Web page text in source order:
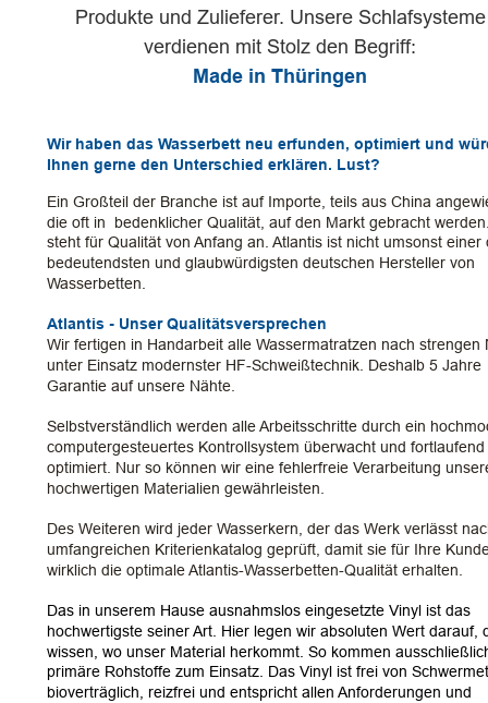
Produkte und Zulieferer. Unsere Schlafsysteme
verdienen mit Stolz den Begriff:
Made in Thüringen
Wir haben das Wasserbett neu erfunden, optimiert und
Ihnen gerne den Unterschied erklären. Lust?
Ein Großteil der Branche ist auf Importe, teils aus China
die oft in  bedenklicher Qualität, auf den Markt gebracht
steht für Qualität von Anfang an. Atlantis ist nicht umsonst
bedeutendsten und glaubwürdigsten deutschen Hersteller von
Wasserbetten.
Atlantis - Unser Qualitätsversprechen
Wir fertigen in Handarbeit alle Wassermatratzen nach
unter Einsatz modernster HF-Schweißtechnik. Deshalb 5 Jahre
Garantie auf unsere Nähte.
Selbstverständlich werden alle Arbeitsschritte durch ein
computergesteuertes Kontrollsystem überwacht und fortlaufend
optimiert. Nur so können wir eine fehlerfreie Verarbeitung
hochwertigen Materialien gewährleisten.
Des Weiteren wird jeder Wasserkern, der das Werk verlässt
umfangreichen Kriterienkatalog geprüft, damit sie für Ihre
wirklich die optimale Atlantis-Wasserbetten-Qualität erhalten.
Das in unserem Hause ausnahmslos eingesetzte Vinyl ist das
hochwertigste seiner Art. Hier legen wir absoluten Wert darauf,
wissen, wo unser Material herkommt. So kommen
primäre Rohstoffe zum Einsatz. Das Vinyl ist frei von
bioverträglich, reizfrei und entspricht allen Anforderungen und